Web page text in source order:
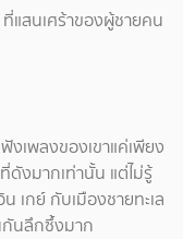
แสนเศร้าของผู้ชายคน
งเพลงของเขาแค่เพียง
ดังมากเท่านั้น แต่ไม่รู้
เกย์ กับเมืองชายทะเล
นลึกซึ้งมาก